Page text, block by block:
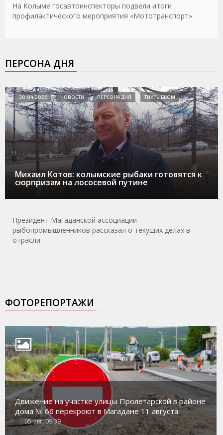
На Колыме госавтоинспекторы подвели итоги
профилактического мероприятия «Мототранспорт»
ПЕРСОНА ДНЯ
Михаил Котов: колымские рыбаки готовятся к
сюрпризам на лососевой путине
30.04.2026 НОВОСТИ ПЕРСОНА ДНЯ ТИХРЫБКОМ
Президент Магаданской ассоциации
рыбопромышленников рассказал о текущих делах в
отрасли
ФОТОРЕПОРТАЖИ
Движение на участке улицы Пролетарской в районе
дома № 66 перекроют в Магадане 11 августа
05-авг, 09:39